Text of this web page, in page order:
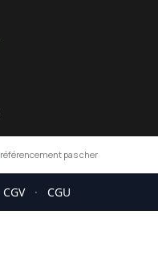
référencement pas cher
CGV · CGU